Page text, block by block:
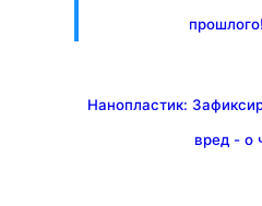
Нанопластик:
вред - о